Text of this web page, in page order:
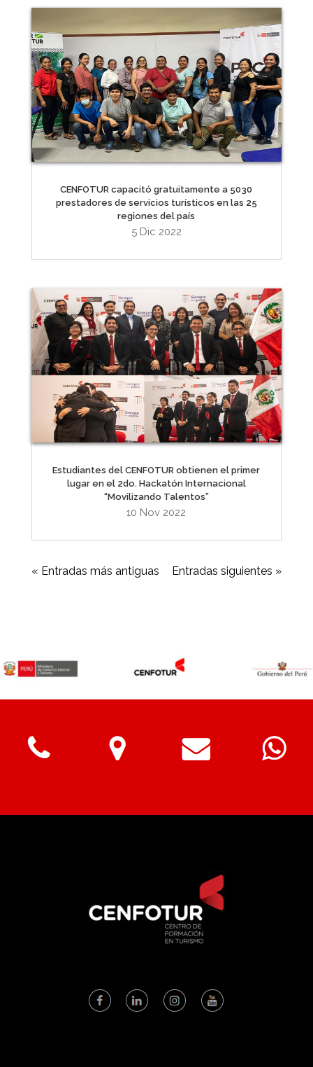
CENFOTUR capacitó gratuitamente a 5030
prestadores de servicios turísticos en las 25
regiones del país
5 Dic 2022
Estudiantes del CENFOTUR obtienen el primer
lugar en el 2do. Hackatón Internacional
“Movilizando Talentos”
10 Nov 2022
« Entradas más antiguas Entradas siguientes »